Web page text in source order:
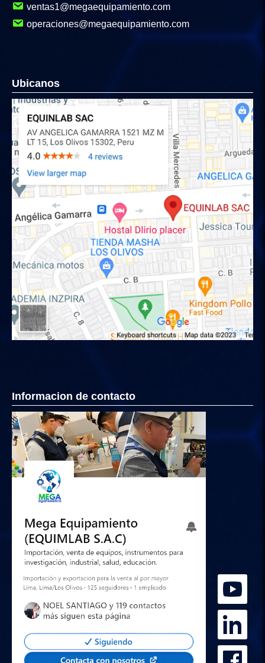
ventas1@megaequipamiento.com
operaciones@megaequipamiento.com
Ubicanos
Informacion de contacto